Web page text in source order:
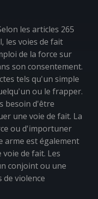
les articles 265
les voies de fait
de la force sur
son consentement.
tels qu'un simple
ou le frapper.
besoin d'être
une voie de fait. La
ou d'importuner
arme est également
de fait. Les
conjoint ou une
violence